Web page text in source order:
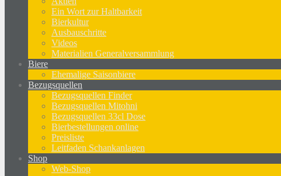
Ein Wort zur Haltbarkeit
Bierkultur
Ausbauschritte
Videos
Materialien Generalversammlung
Biere
Ehemalige Saisonbiere
Bezugsquellen
Bezugsquellen Finder
Bezugsquellen Mitohni
Bezugsquellen 33cl Dose
Bierbestellungen online
Preisliste
Leitfaden Schankanlagen
Shop
Web-Shop